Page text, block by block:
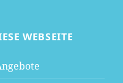
WEBSEITE